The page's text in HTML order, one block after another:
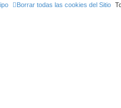
Borrar todas las cookies del Sitio